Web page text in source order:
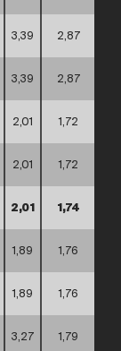
3,39 2,87
3,39 2,87
2,01 1,72
2,01 1,72
2,01 1,74
1,89 1,76
1,89 1,76
3,27 1,79